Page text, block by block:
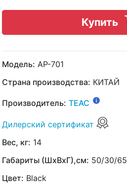
Купить
Модель: AP-701
Страна производства: КИТАЙ
Производитель: TEAC
Дилерский сертификат
Вес, кг: 14
Габариты (ШхВхГ),см: 50/30/65
Цвет: Black